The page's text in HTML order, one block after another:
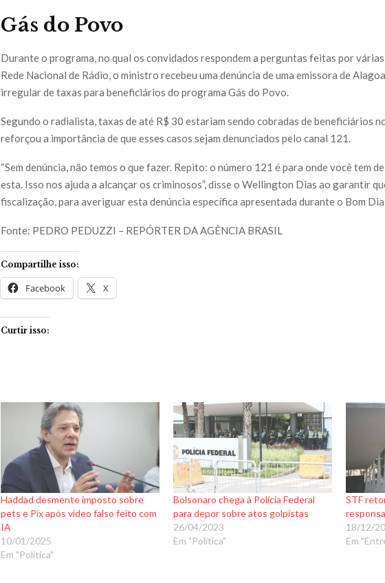
Gás do Povo
Durante o programa, no qual os convidados respondem a perguntas feitas por
Rede Nacional de Rádio, o ministro recebeu uma denúncia de uma emissora de
irregular de taxas para beneficiários do programa Gás do Povo.
Segundo o radialista, taxas de até R$ 30 estariam sendo cobradas de beneficiários
reforçou a importância de que esses casos sejam denunciados pelo canal 121.
“Sem denúncia, não temos o que fazer. Repito: o número 121 é para onde você tem
esta. Isso nos ajuda a alcançar os criminosos”, disse o Wellington Dias ao garantir
fiscalização, para averiguar esta denúncia específica apresentada durante o Bom
Fonte: PEDRO PEDUZZI – REPÓRTER DA AGÊNCIA BRASIL
Compartilhe isso:
Facebook X
Curtir isso:
Haddad desmente imposto sobre
pets e Pix após vídeo falso feito com
IA
10/01/2025
Em "Política"
Bolsonaro chega à Polícia Federal
para depor sobre atos golpistas
26/04/2023
Em "Política"
STF
18/12/
Em